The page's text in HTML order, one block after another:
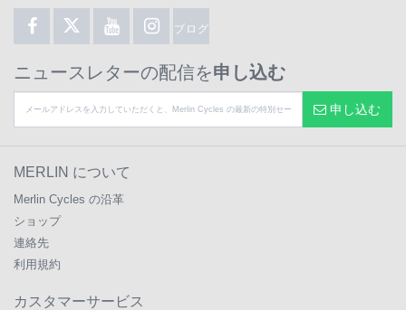
ブログ
ニュースレターの配信を申し込む
申し込む
MERLIN について
Merlin Cycles の沿革
ショップ
連絡先
利用規約
カスタマーサービス